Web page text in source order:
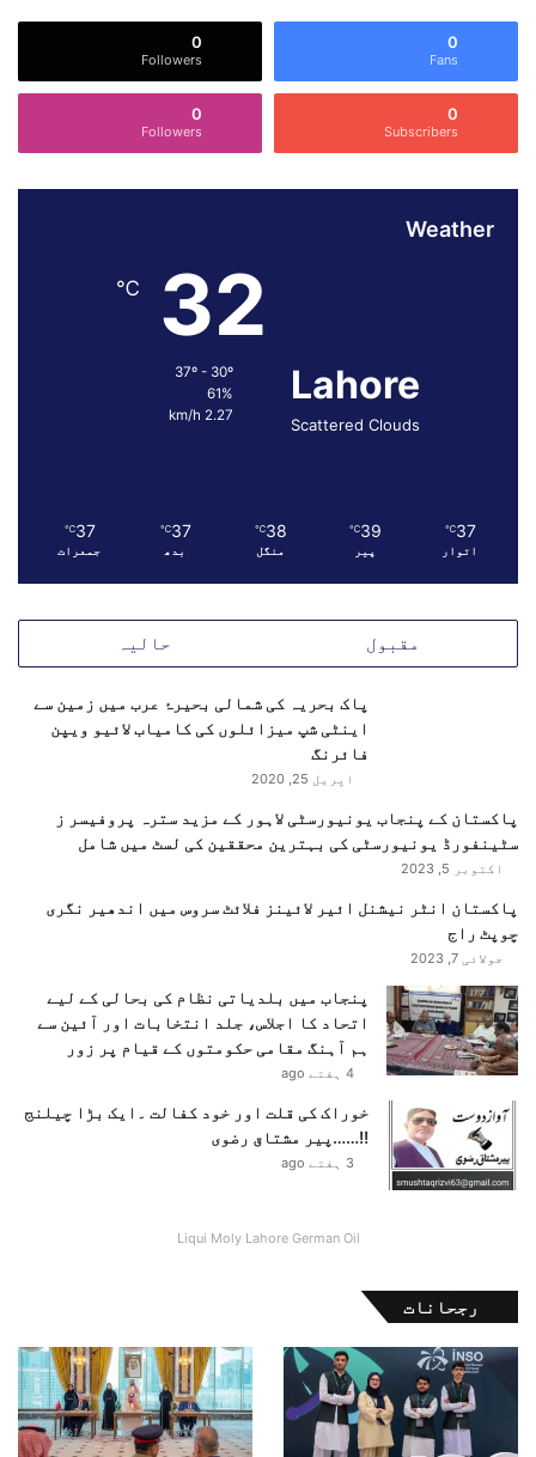
ت
ں
ل
0
Fans
0
Followers
0
Subscribers
0
Followers
Weather
Lahore
Scattered Clouds
32
℃
61%
2.27 km/h
37
℃
اتوار
39
℃
پیر
38
℃
منگل
37
℃
بدھ
37
℃
جمعرات
مقبول حالیہ
پاک بحریہ کی شمالی بحیرۂ عرب میں زمین سے
اینٹی شپ میزائلوں کی کامیاب لائیو ویپن
فائرنگ
اپریل 25, 2020
پاکستان کے پنجاب یونیورسٹی لاہور کے مزید سترہ پروفیسر ز
سٹینفورڈ یونیورسٹی کی بہترین محققین کی لسٹ میں شامل
اکتوبر 5, 2023
پاکستان انٹر نیشنل ائیر لائینز فلائٹ سروس میں اندھیر نگری
چوپٹ راج
جولائی 7, 2023
پنجاب میں بلدیاتی نظام کی بحالی کے لیے
اتحاد کا اجلاس، جلد انتخابات اور آئین سے
ہم آہنگ مقامی حکومتوں کے قیام پر زور
4 ہفتے ago
خوراک کی قلت اور خود کفالت ۔ایک بڑا چیلنج
!!……پیر مشتاق رضوی
3 ہفتے ago
Liqui Moly Lahore German Oil
رجحانات